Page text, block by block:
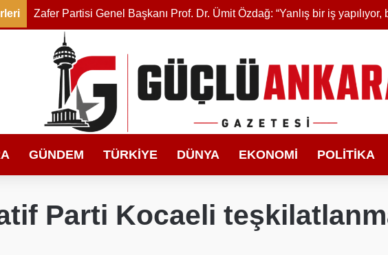
GÜNDEM TÜRKIYE DÜNYA EKONOMI POLITIKA
Parti Kocaeli